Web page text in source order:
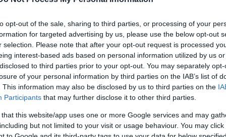
opt-out of the sale, sharing to third parties, or processing of your
for targeted advertising by us, please use the below opt-out
selection. Please note that after your opt-out request is processed
interest-based ads based on personal information utilized by us
to third parties prior to your opt-out. You may separately
of your personal information by third parties on the IAB’s list of
This information may also be disclosed by us to third parties on the
Participants that may further disclose it to other third parties.
that this website/app uses one or more Google services and may
but not limited to your visit or usage behaviour. You may
a 2015 nyarára tervezett előadásokat.Fercsák
arra emlékezett vissza, hogy a főtéri előadás
kultúrára, s van lehetőség a Szentháromság